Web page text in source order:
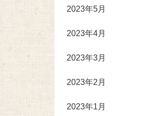
2023年5月
2023年4月
2023年3月
2023年2月
2023年1月